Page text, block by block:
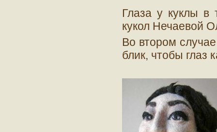
Глаза у куклы в
кукол Нечаевой
Во втором
блик, чтобы глаз